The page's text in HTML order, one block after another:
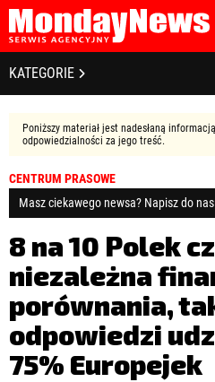
STRONA GŁÓWNA
O NAS
POLITYKA PRYWATNOŚCI
LICENCJA
KONTAKT
Zapamiętaj mnie
Zapomniałeś hasła?
Kliknij tutaj
zaloguj się
KATEGORIE
BIZNES I GOSPODARKA
SPOŁECZEŃSTWO
EDUKACJA
MEDIA
ZDROWIE I URODA
KULTURA
Poniższy materiał jest nadesłaną
odpowiedzialności za jego treść.
CENTRUM PRASOWE
Masz ciekawego newsa? Napisz do nas
8 na 10 Polek
niezależna
porównania,
odpowiedzi
75% Europejek